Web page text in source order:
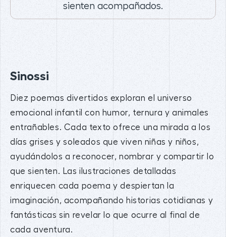
sienten acompañados.
Sinossi
Diez poemas divertidos exploran el universo
emocional infantil con humor, ternura y animales
entrañables. Cada texto ofrece una mirada a los
días grises y soleados que viven niñas y niños,
ayudándolos a reconocer, nombrar y compartir lo
que sienten. Las ilustraciones detalladas
enriquecen cada poema y despiertan la
imaginación, acompañando historias cotidianas y
fantásticas sin revelar lo que ocurre al final de
cada aventura.